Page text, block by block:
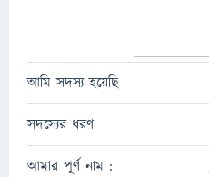
আমি সদস্য হয়েছি
সদস্যের ধরণ
আমার পূর্ণ নাম :